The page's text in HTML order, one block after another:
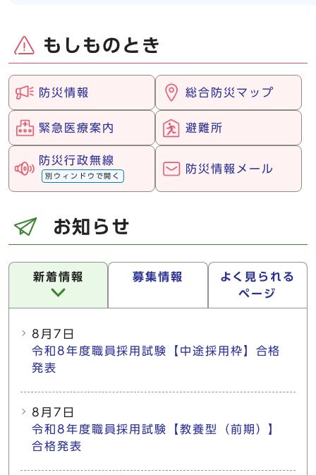
もしものとき
防災情報 総合防災マップ
緊急医療案内 避難所
防災行政無線
別ウィンドウで開く
防災情報メール
お知らせ
新着情報 募集情報
よく見られる
ページ
8月7日
令和8年度職員採用試験【中途採用枠】合格
発表
8月7日
令和8年度職員採用試験【教養型（前期）】
合格発表